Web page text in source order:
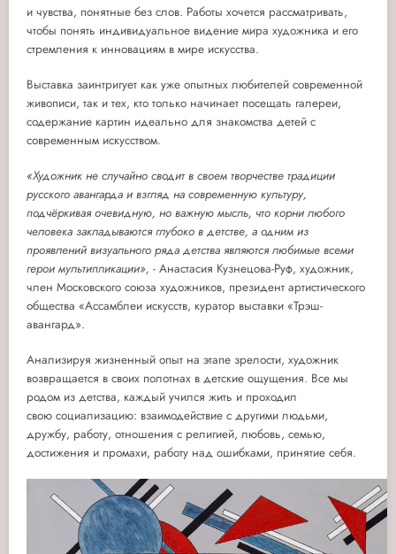
и чувства, понятные без слов. Работы хочется рассматривать,
чтобы понять индивидуальное видение мира художника и его
стремления к инновациям в мире искусства.
Выставка заинтригует как уже опытных любителей современной
живописи, так и тех, кто только начинает посещать галереи,
содержание картин идеально для знакомства детей с
современным искусством.
«Художник не случайно сводит в своем творчестве традиции
русского авангарда и взгляд на современную культуру,
подчёркивая очевидную, но важную мысль, что корни любого
человека закладываются глубоко в детстве, а одним из
проявлений визуального ряда детства являются любимые всеми
герои мультипликации», - Анастасия Кузнецова-Руф, художник,
член Московского союза художников, президент артистического
общества «Ассамблеи искусств, куратор выставки «Трэш-
авангард».
Анализируя жизненный опыт на этапе зрелости, художник
возвращается в своих полотнах в детские ощущения. Все мы
родом из детства, каждый учился жить и проходил
свою социализацию: взаимодействие с другими людьми,
дружбу, работу, отношения с религией, любовь, семью,
достижения и промахи, работу над ошибками, принятие себя.